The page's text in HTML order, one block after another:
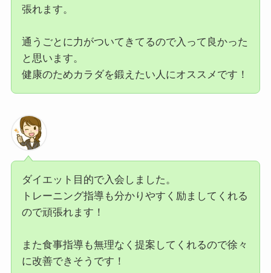
張れます。
通うごとに力がついてきてるので入って良かった
と思います。
健康のためカラダを鍛えたい人にオススメです！
ダイエット目的で入会しました。
トレーニング指導も分かりやすく励ましてくれる
ので頑張れます！
また食事指導も無理なく提案してくれるので徐々
に改善できそうです！